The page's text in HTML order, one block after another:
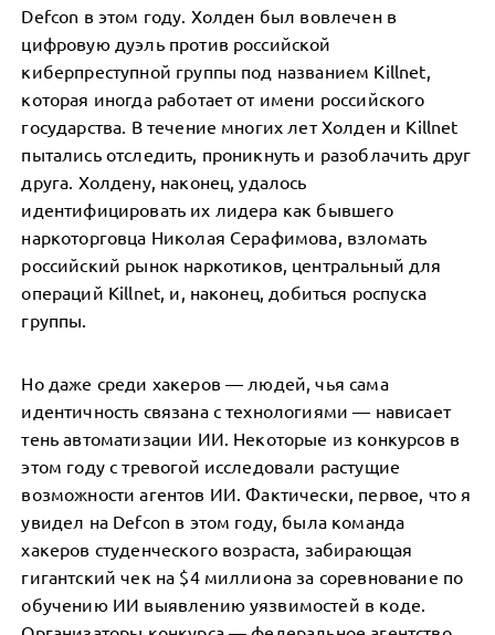
Defcon в этом году. Холден был вовлечен в
цифровую дуэль против российской
киберпреступной группы под названием Killnet,
которая иногда работает от имени российского
государства. В течение многих лет Холден и Killnet
пытались отследить, проникнуть и разоблачить друг
друга. Холдену, наконец, удалось
идентифицировать их лидера как бывшего
наркоторговца Николая Серафимова, взломать
российский рынок наркотиков, центральный для
операций Killnet, и, наконец, добиться роспуска
группы.
Но даже среди хакеров — людей, чья сама
идентичность связана с технологиями — нависает
тень автоматизации ИИ. Некоторые из конкурсов в
этом году с тревогой исследовали растущие
возможности агентов ИИ. Фактически, первое, что я
увидел на Defcon в этом году, была команда
хакеров студенческого возраста, забирающая
гигантский чек на $4 миллиона за соревнование по
обучению ИИ выявлению уязвимостей в коде.